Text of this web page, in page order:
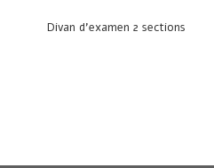
Divan d’examen 2 sections